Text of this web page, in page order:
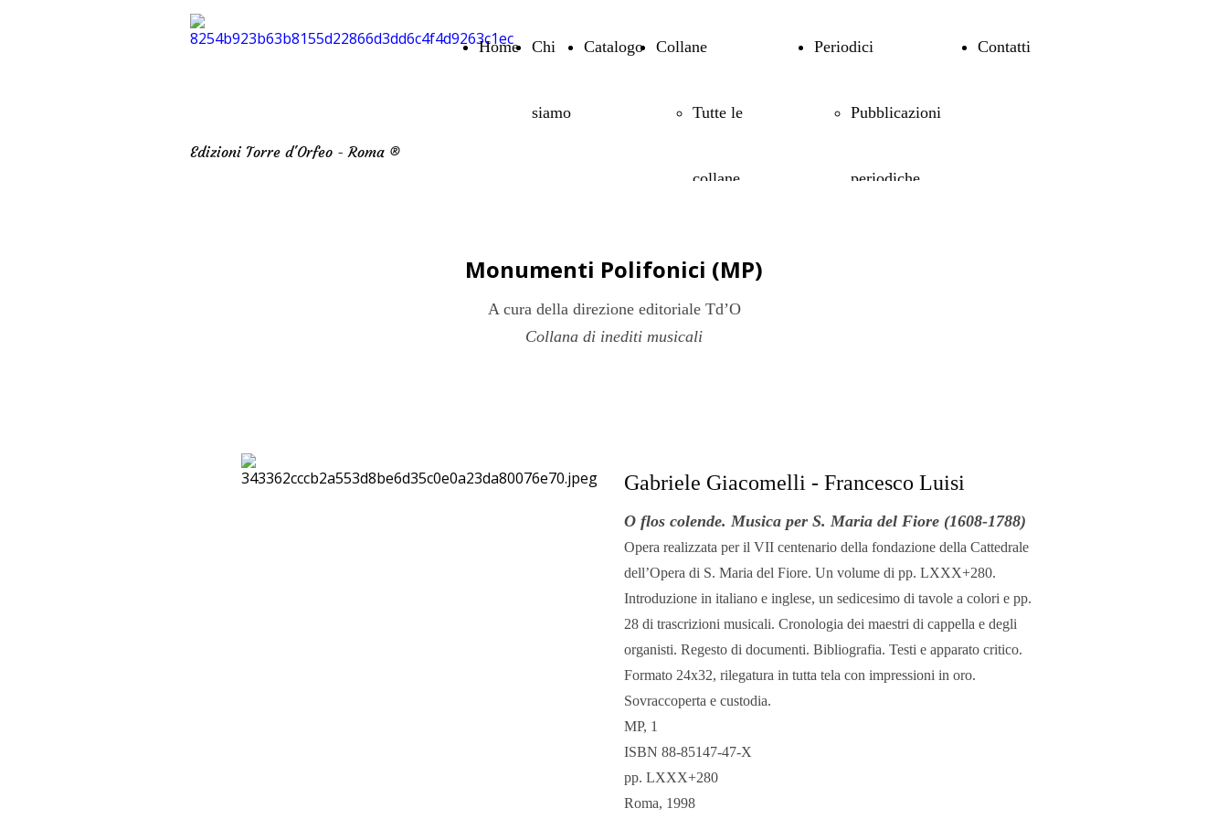
Home Chi
siamo
Catalogo Collane
Tutte le
collane
Mente
Musicologica
Fondi
Musicali
Periodici
Pubblicazioni
periodiche
Palazzo Albani
Contatti
Edizioni Torre d'Orfeo - Roma ®
Monumenti Polifonici (MP)
A cura della direzione editoriale Td’O
Collana di inediti musicali
Gabriele Giacomelli - Francesco Luisi
O flos colende. Musica per S. Maria del Fiore (1608-1788)
Opera realizzata per il VII centenario della fondazione della Cattedrale
dell’Opera di S. Maria del Fiore. Un volume di pp. LXXX+280.
Introduzione in italiano e inglese, un sedicesimo di tavole a colori e pp.
28 di trascrizioni musicali. Cronologia dei maestri di cappella e degli
organisti. Regesto di documenti. Bibliografia. Testi e apparato critico.
Formato 24x32, rilegatura in tutta tela con impressioni in oro.
Sovraccoperta e custodia.
MP, 1
ISBN 88-85147-47-X
pp. LXXX+280
Roma, 1998